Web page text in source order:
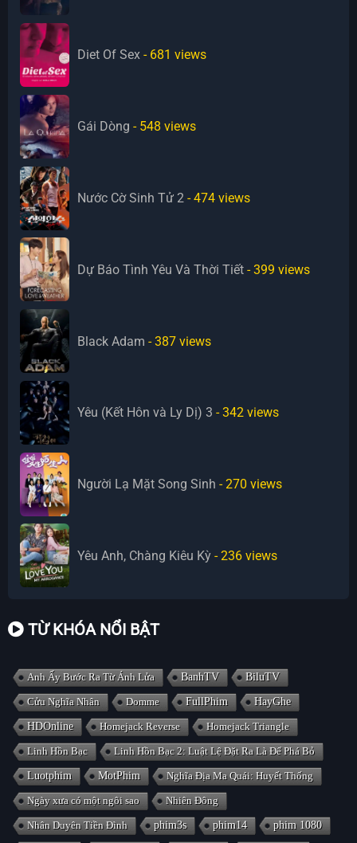
Diet Of Sex - 681 views
Gái Dòng - 548 views
Nước Cờ Sinh Tử 2 - 474 views
Dự Báo Tình Yêu Và Thời Tiết - 399 views
Black Adam - 387 views
Yêu (Kết Hôn và Ly Dị) 3 - 342 views
Người Lạ Mặt Song Sinh - 270 views
Yêu Anh, Chàng Kiêu Kỳ - 236 views
TỪ KHÓA NỔI BẬT
Anh Ấy Bước Ra Từ Ánh Lửa BanhTV BiluTV
Cửu Nghĩa Nhân Domme FullPhim HayGhe
HDOnline Homejack Reverse Homejack Triangle
Linh Hồn Bạc Linh Hồn Bạc 2: Luật Lệ Đặt Ra Là Để Phá Bỏ
Luotphim MotPhim Nghĩa Địa Ma Quái: Huyết Thống
Ngày xưa có một ngôi sao Nhiên Đông
Nhân Duyên Tiền Đình phim3s phim14 phim 1080